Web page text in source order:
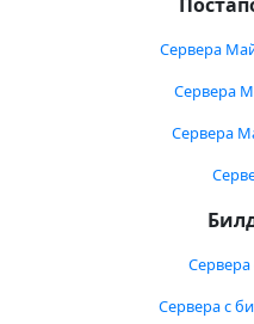
Сервера
Сервера
Сервера
Сервера
Сервера с